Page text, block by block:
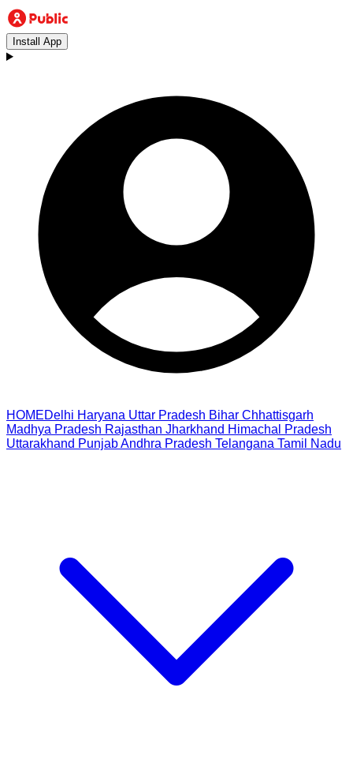
Install App
HOMEDelhi Haryana Uttar Pradesh Bihar Chhattisgarh
Madhya Pradesh Rajasthan Jharkhand Himachal Pradesh
Uttarakhand PunjabAndhra Pradesh Telangana Tamil Nadu